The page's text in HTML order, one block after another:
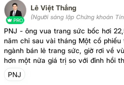
PRO
Lê Việt Thắng
(Người sáng lập Chứng khoán
PNJ - ông vua trang sức bốc hơi
năm chỉ sau vài tháng Một cổ
ngành bán lẻ trang sức, giờ rơi về
hơn một nửa giá trị so với đỉnh hồi
thấy ba tầng vấn đề, xin nói thẳng
ngoại đang bỏ chạy. Riêng phiên
PNJ